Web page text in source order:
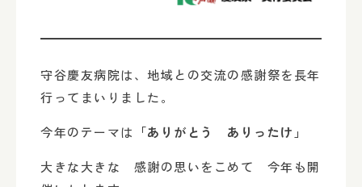
守谷慶友病院は、地域との交流の感謝祭を長年
行ってまいりました。
今年のテーマは 「ありがとう ありったけ」
大きな大きな 感謝の思いをこめて 今年も開